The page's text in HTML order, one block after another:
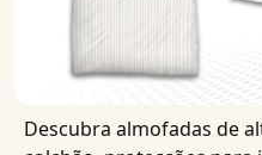
Descubra almofadas de